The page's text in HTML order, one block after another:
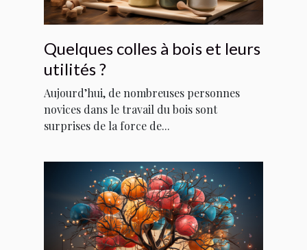
Quelques colles à bois et leurs
utilités ?
Aujourd’hui, de nombreuses personnes
novices dans le travail du bois sont
surprises de la force de...